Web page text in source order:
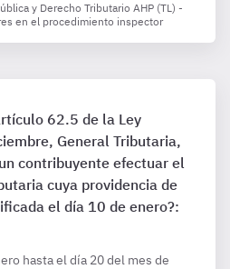
y Derecho Tributario AHP (TL) -
en el procedimiento inspector
62.5 de la Ley
General Tributaria,
contribuyente efectuar el
cuya providencia de
el día 10 de enero?:
hasta el día 20 del mes de